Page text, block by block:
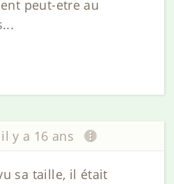
peut-etre au
il y a 16 ans
sa taille, il était